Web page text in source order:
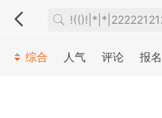
综合 人气 评论 报名